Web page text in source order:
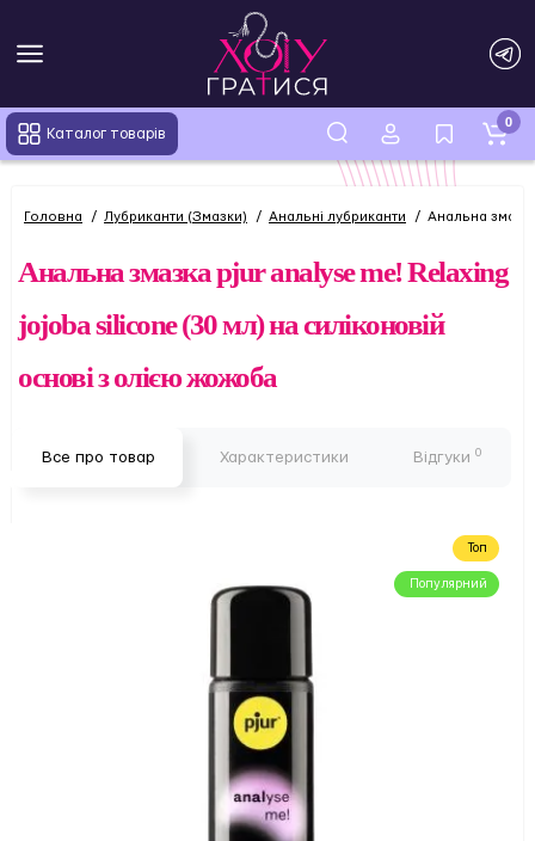
Каталог товарів
0
Головна Лубриканти (Змазки) Анальні лубриканти Анальна
Анальна змазка pjur analyse me! Relaxing
jojoba silicone (30 мл) на силіконовій
основі з олією жожоба
Все про товар Характеристики Відгуки 0
Топ
Популярний